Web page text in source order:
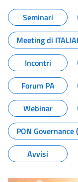
Seminari
Meeting di
Incontri
Forum PA
Webinar
PON Governance
Avvisi